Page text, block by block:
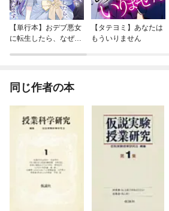
【単行本】おデブ悪女
に転生したら、なぜか
【タテヨミ】あなたは
もういりません
同じ作者の本